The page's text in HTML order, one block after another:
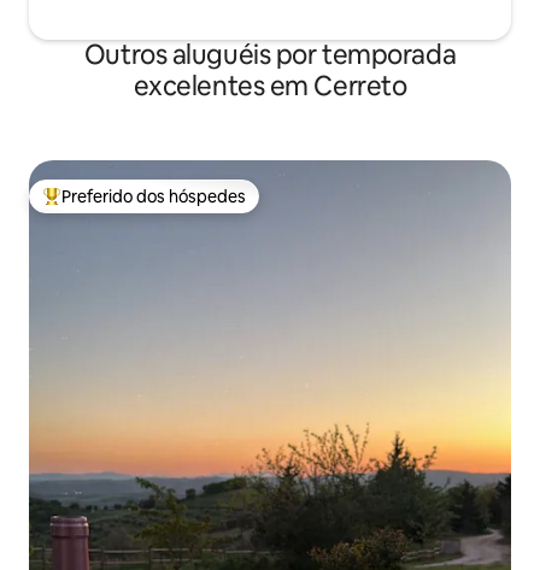
Outros aluguéis por temporada
excelentes em Cerreto
Entre os melhores preferidos dos hóspedes
Preferido dos hóspedes